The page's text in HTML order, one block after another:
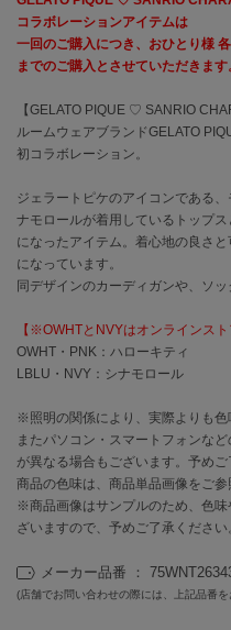
Clarks Premium
クラークス
CODE A
COLE HAAN
コール ハーン
CONVERSE
コンバース
エイミー イストワール
emmi
エミ
emmi atelier
エミ アトリエ
emmi yoga
エミヨガ
コラボレーションアイテムは
一回のご購入につき、おひとり様
までのご購入とさせていただきます
【GELATO PIQUE ♡ SANRIO
ルームウェアブランドGELATO
初コラボレーション。
ジェラートピケのアイコンである
ナモロールが着用しているトップ
になったアイテム。着心地の良さ
になっています。
同デザインのカーディガンや、ソ
【※OWHTとNVYはオンラインスト
OWHT・PNK：ハローキティ
LBLU・NVY：シナモロール
※照明の関係により、実際よりも色
またパソコン・スマートフォンな
が異なる場合もございます。予めご
商品の色味は、商品単品画像をご参
※商品画像はサンプルのため、色
ざいますので、予めご了承ください
メーカー品番 ：
(店舗でお問い合わせの際には、上記品番